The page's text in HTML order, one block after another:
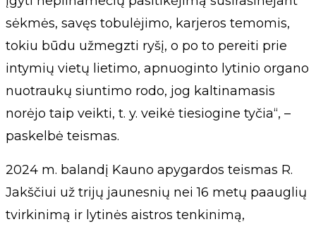
sėkmės, savęs tobulėjimo, karjeros temomis,
tokiu būdu užmegzti ryšį, o po to pereiti prie
intymių vietų lietimo, apnuoginto lytinio organo
nuotraukų siuntimo rodo, jog kaltinamasis
norėjo taip veikti, t. y. veikė tiesiogine tyčia“, –
paskelbė teismas.
2024 m. balandį Kauno apygardos teismas R.
Jakščiui už trijų jaunesnių nei 16 metų paauglių
tvirkinimą ir lytinės aistros tenkinimą,